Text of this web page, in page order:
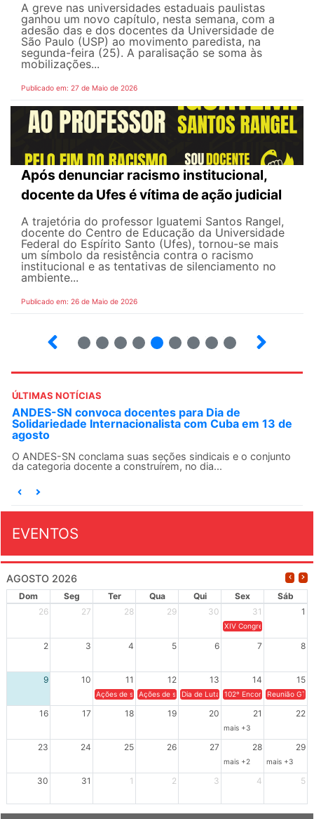
A greve nas universidades estaduais paulistas
ganhou um novo capítulo, nesta semana, com a
adesão das e dos docentes da Universidade de
São Paulo (USP) ao movimento paredista, na
segunda-feira (25). A paralisação se soma às
mobilizações...
Publicado em: 27 de Maio de 2026
Após denunciar racismo institucional,
docente da Ufes é vítima de ação judicial
A trajetória do professor Iguatemi Santos Rangel,
docente do Centro de Educação da Universidade
Federal do Espírito Santo (Ufes), tornou-se mais
um símbolo da resistência contra o racismo
institucional e as tentativas de silenciamento no
ambiente...
Publicado em: 26 de Maio de 2026
ÚLTIMAS NOTÍCIAS
ANDES-SN convoca docentes para Dia de
Solidariedade Internacionalista com Cuba em 13 de
agosto
O ANDES-SN conclama suas seções sindicais e o conjunto
da categoria docente a construírem, no dia...
EVENTOS
AGOSTO 2026
Dom Seg Ter Qua Qui Sex
Sáb
26
27 28 29 30 31 1
XIV Congresso Brasileiro
2 3 4 5 6 7 8
9 10 11 12 13 14 15
Ações de solidariedade a Cuba no Rio Grande do Sul - 100
Ações de solidariedade a Cuba no Rio Grande do
Dia de Luta em Defesa de Cuba e da
102º Encontro da
Reunião
16 17 18 19 20 21 22
mais +3
23 24 25 26 27 28 29
mais +2 mais +3
30 31 1 2 3 4 5